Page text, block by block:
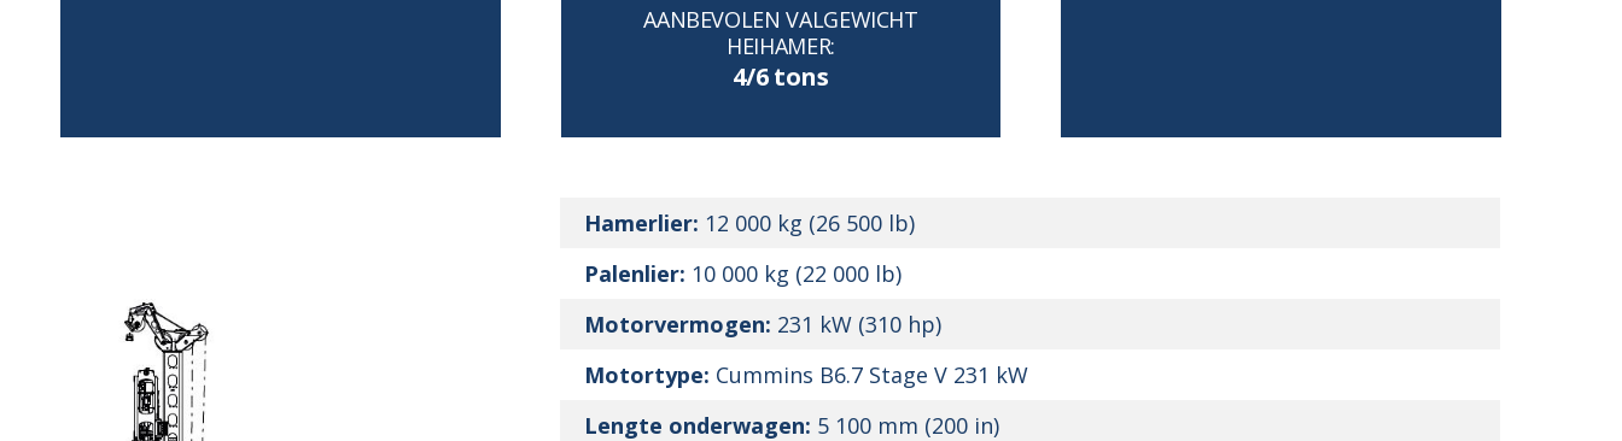
AANBEVOLEN VALGEWICHT
HEIHAMER:
4/6 tons
Hamerlier: 12 000 kg (26 500 lb)
Palenlier: 10 000 kg (22 000 lb)
Motorvermogen: 231 kW (310 hp)
Motortype: Cummins B6.7 Stage V 231 kW
Lengte onderwagen: 5 100 mm (200 in)